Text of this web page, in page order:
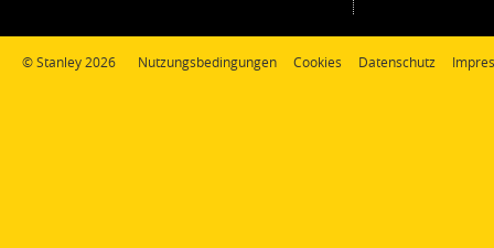
© Stanley 2026 Nutzungsbedingungen Cookies Datenschutz